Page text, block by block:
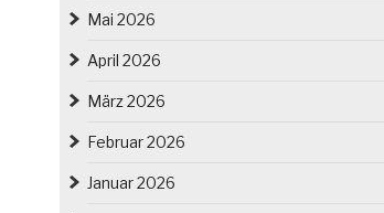
Mai 2026
April 2026
März 2026
Februar 2026
Januar 2026